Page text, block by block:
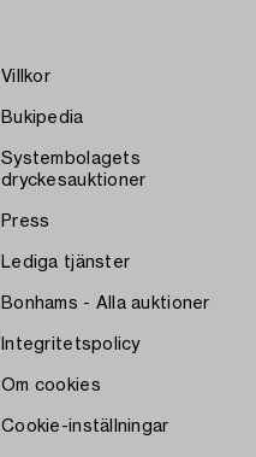
Villkor
Bukipedia
Systembolagets
dryckesauktioner
Press
Lediga tjänster
Bonhams - Alla auktioner
Integritetspolicy
Om cookies
Cookie-inställningar